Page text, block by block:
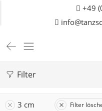
+49
Filter
3 cm Filter